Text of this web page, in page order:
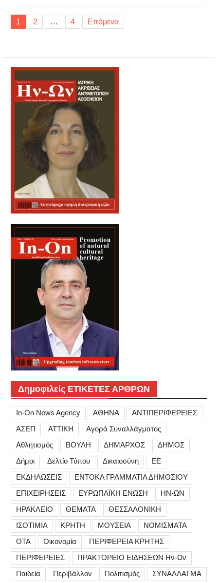
Σελιδοποίηση
άρθρων
1 2 … 4 Επόμενα
Δημοφιλείς ΕΤΙΚΕΤΕΣ ΑΡΘΡΩΝ
In-On News Agency ΑΘΗΝΑ
ΑΝΤΙΠΕΡΙΦΕΡΕΙΕΣ
ΑΣΕΠ
ΑΤΤΙΚΗ
Αγορά Συναλλάγματος
Αθλητισμός
ΒΟΥΛΗ ΔΗΜΑΡΧΟΣ
ΔΗΜΟΣ
Δήμοι
Δελτίο Τύπου Δικαιοσύνη
ΕΕ
ΕΚΔΗΛΩΣΕΙΣ
ΕΝΤΟΚΑ ΓΡΑΜΜΑΤΙΑ ΔΗΜΟΣΙΟΥ
ΕΠΙΧΕΙΡΗΣΕΙΣ
ΕΥΡΩΠΑΪΚΗ ΕΝΩΣΗ
ΗΝ-ΩΝ
ΗΡΑΚΛΕΙΟ
ΘΕΜΑΤΑ
ΘΕΣΣΑΛΟΝΙΚΗ
ΙΣΟΤΙΜΙΑ
ΚΡΗΤΗ ΜΟΥΣΕΙΑ
ΝΟΜΙΣΜΑΤΑ
ΟΤΑ
Οικονομία
ΠΕΡΙΦΕΡΕΙΑ ΚΡΗΤΗΣ
ΠΕΡΙΦΕΡΕΙΕΣ
ΠΡΑΚΤΟΡΕΙΟ ΕΙΔΗΣΕΩΝ Ην-Ων
Παιδεία
Περιβάλλον Πολιτισμός ΣΥΝΑΛΛΑΓΜΑ